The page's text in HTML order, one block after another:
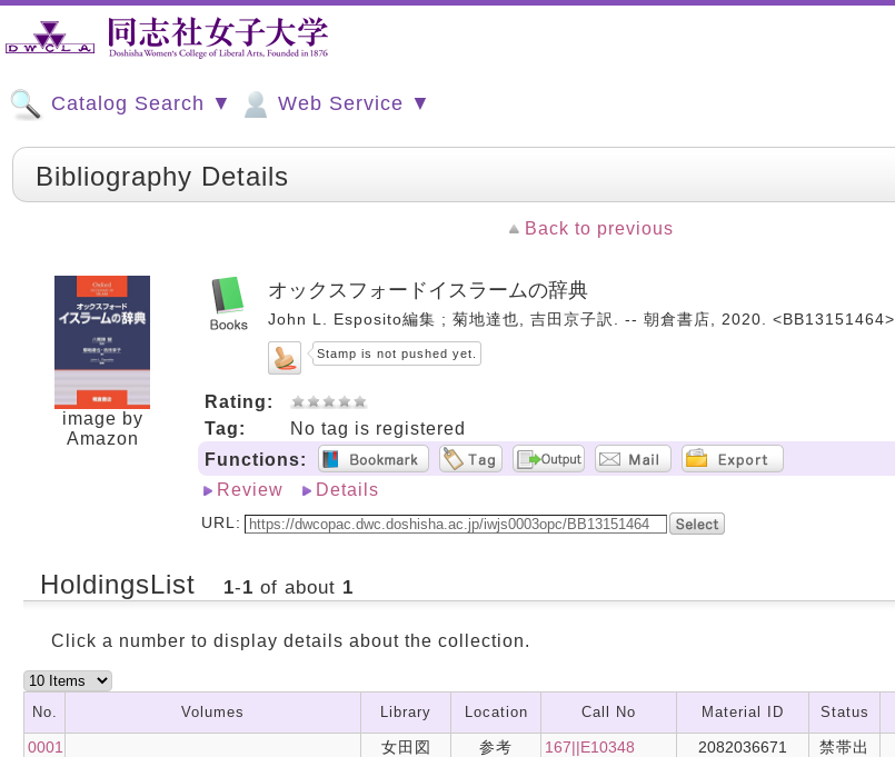
Catalog Search ▼ Web Service ▼
Bibliography Details
Back to previous
image by
Amazon
オックスフォードイスラームの辞典
John L. Esposito編集 ; 菊地達也, 吉田京子訳. -- 朝倉書店, 2020. <BB13151464>
Stamp is not pushed yet.
Rating:
Tag:
No tag is registered
Functions:
Review
Details
URL:
HoldingsList 1-1 of about 1
Click a number to display details about the collection.
No. Volumes Library Location Call No Material ID Status
0001 女田図 参考 167||E10348 2082036671 禁帯出